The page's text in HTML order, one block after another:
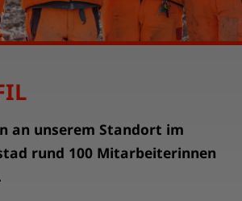
an unserem Standort im
rund 100 Mitarbeiterinnen